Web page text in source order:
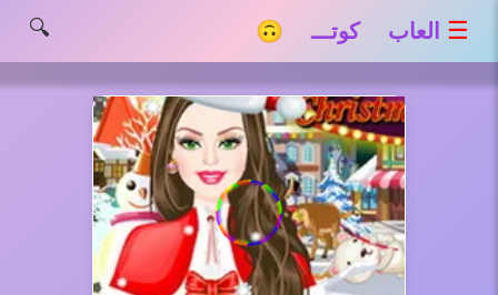
☰ العاب كوتـــ 🙃 🔍